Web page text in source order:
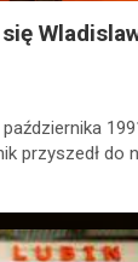
przyszedł do